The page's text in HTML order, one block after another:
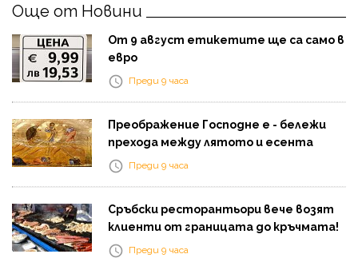
Още от Новини
От 9 август етикетите ще са само в
евро
Преди 9 часа
Преображение Господне е - бележи
прехода между лятото и есента
Преди 9 часа
Сръбски ресторантьори вече возят
клиенти от границата до кръчмата!
Преди 9 часа